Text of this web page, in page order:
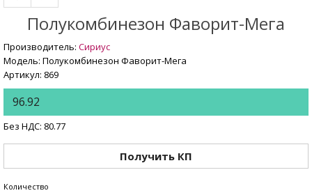
Полукомбинезон Фаворит-Мега
Производитель: Сириус
Модель: Полукомбинезон Фаворит-Мега
Артикул: 869
96.92
Без НДС: 80.77
Получить КП
Количество